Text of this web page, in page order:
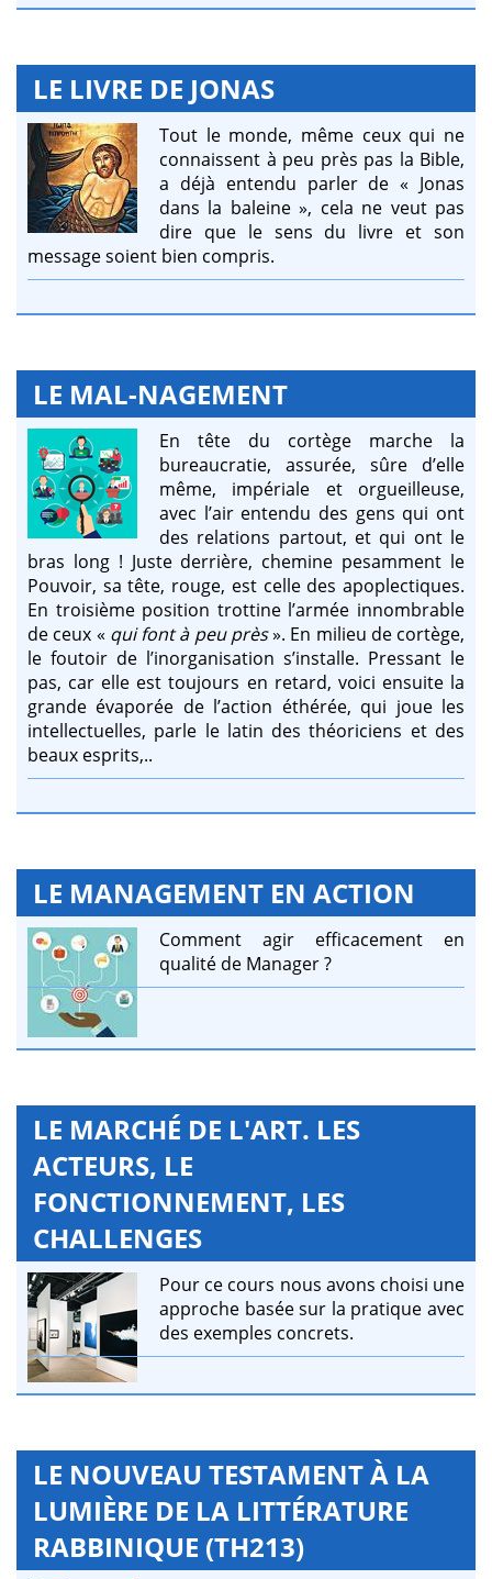
LE LIVRE DE JONAS
Tout le monde, même ceux qui ne
connaissent à peu près pas la Bible,
a déjà entendu parler de « Jonas
dans la baleine », cela ne veut pas
dire que le sens du livre et son
message soient bien compris.
LE MAL-NAGEMENT
En tête du cortège marche la
bureaucratie, assurée, sûre d’elle
même, impériale et orgueilleuse,
avec l’air entendu des gens qui ont
des relations partout, et qui ont le
bras long ! Juste derrière, chemine pesamment le
Pouvoir, sa tête, rouge, est celle des apoplectiques.
En troisième position trottine l’armée innombrable
de ceux « qui font à peu près». En milieu de cortège,
le foutoir de l’inorganisation s’installe. Pressant le
pas, car elle est toujours en retard, voici ensuite la
grande évaporée de l’action éthérée, qui joue les
intellectuelles, parle le latin des théoriciens et des
beaux esprits,..
LE MANAGEMENT EN ACTION
Comment agir efficacement en
qualité de Manager ?
LE MARCHÉ DE L'ART. LES
ACTEURS, LE
FONCTIONNEMENT, LES
CHALLENGES
Pour ce cours nous avons choisi une
approche basée sur la pratique avec
des exemples concrets.
LE NOUVEAU TESTAMENT À LA
LUMIÈRE DE LA LITTÉRATURE
RABBINIQUE (TH213)